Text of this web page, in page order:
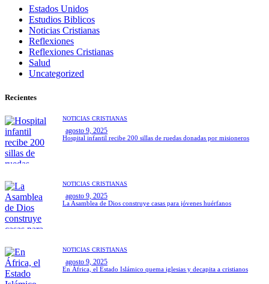
Estados Unidos
Estudios Biblicos
Noticias Cristianas
Reflexiones
Reflexiones Cristianas
Salud
Uncategorized
Recientes
NOTICIAS CRISTIANAS
agosto 9, 2025
Hospital infantil recibe 200 sillas de ruedas donadas por misioneros
NOTICIAS CRISTIANAS
agosto 9, 2025
La Asamblea de Dios construye casas para jóvenes huérfanos
NOTICIAS CRISTIANAS
agosto 9, 2025
En África, el Estado Islámico quema iglesias y decapita a cristianos